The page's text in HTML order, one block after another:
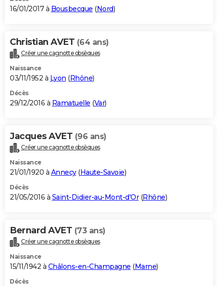
16/01/2017 à Bousbecque (Nord)
Christian AVET (64 ans)
Créer une cagnotte obsèques
Naissance
03/11/1952 à Lyon (Rhône)
Décès
29/12/2016 à Ramatuelle (Var)
Jacques AVET (96 ans)
Créer une cagnotte obsèques
Naissance
21/01/1920 à Annecy(Haute-Savoie)
Décès
21/05/2016 à Saint-Didier-au-Mont-d'Or(Rhône)
Bernard AVET (73 ans)
Créer une cagnotte obsèques
Naissance
15/11/1942 à Châlons-en-Champagne (Marne)
Décès